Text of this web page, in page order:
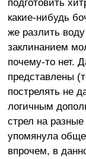
подготовить
какие-нибудь
же разлить
заклинанием
почему-то нет.
представлены
пострелять не
логичным
стрел на
упомянула
впрочем, в